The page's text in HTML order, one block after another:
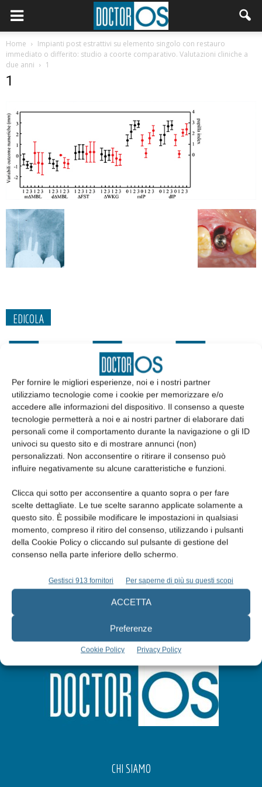
Per fornire le migliori esperienze, noi e i nostri partner
utilizziamo tecnologie come i cookie per memorizzare e/o
accedere alle informazioni del dispositivo. Il consenso a queste
tecnologie permetterà a noi e ai nostri partner di elaborare dati
personali come il comportamento durante la navigazione o gli ID
univoci su questo sito e di mostrare annunci (non)
personalizzati. Non acconsentire o ritirare il consenso può
influire negativamente su alcune caratteristiche e funzioni.
Clicca qui sotto per acconsentire a quanto sopra o per fare
scelte dettagliate. Le tue scelte saranno applicate solamente a
questo sito. È possibile modificare le impostazioni in qualsiasi
momento, compreso il ritiro del consenso, utilizzando i pulsanti
della Cookie Policy o cliccando sul pulsante di gestione del
consenso nella parte inferiore dello schermo.
Gestisci 913 fornitori Per saperne di più su questi scopi
ACCETTA
Preferenze
Cookie Policy Privacy Policy
Home
Impianti post estrattivi su elemento singolo con restauro
immediato o differito: studio a coorte comparativo. Valutazioni cliniche a
due anni
1
1
EDICOLA
Abbonati
Iscriviti alla newsletter
CHI SIAMO